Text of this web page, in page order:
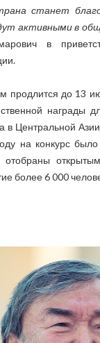
станет
активными в
в
продлится до 13
награды
в Центральной
на конкурс
более 6 000